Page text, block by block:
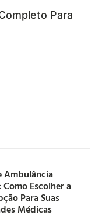
Para
Ambulância
Escolher a
Para Suas
Médicas